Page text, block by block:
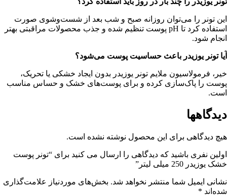
این تونر را می‌توان روزانه صبح و شب بعد از شست‌وشوی صورت
استفاده کرد تا pH پوست تنظیم شده و جذب محصولات مراقبتی بهتر
انجام شود.
آیا تونر یوزیدر باعث حساسیت پوست می‌شود؟
خیر، فرمولاسیون ملایم تونر یوزیدر بدون ایجاد خشکی یا تحریک،
پوست را پاک‌سازی کرده و برای پوست‌های خشک و حساس مناسب
است.
دیدگاهها
هیچ دیدگاهی برای این محصول نوشته نشده است.
اولین نفری باشید که دیدگاهی را ارسال می کنید برای “تونر پوست
خشک یوزیدر 250 میلی لیتر”
نشانی ایمیل شما منتشر نخواهد شد. بخش‌های موردنیاز علامت‌گذاری
شده‌اند *